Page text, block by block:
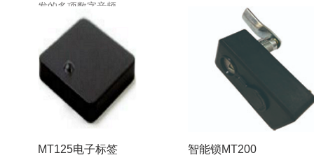
发的多项数字音频
技术，系统产品可
广泛用于加油站...
MT125电子标签 智能锁MT200